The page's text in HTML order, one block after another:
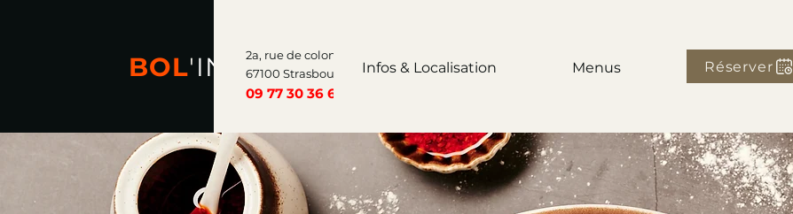
BOL' INN2a, rue de colonne
67100 Strasbourg
09 77 30 36 68
Infos & Localisation Menus Réserver